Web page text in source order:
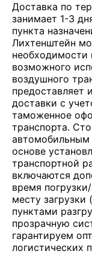
Доставка по
занимает 1-3
пункта
Лихтенштейн
необходимости
возможного
воздушного
предоставляет
доставки с
таможенное
транспорта.
автомобильным
основе
транспортной
включаются
время
месту
пунктами
прозрачную
гарантируем
логистических